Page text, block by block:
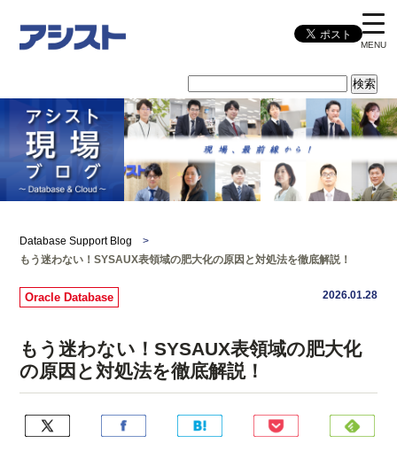
MENU
Database Support Blog
>
もう迷わない！SYSAUX表領域の肥大化の原因と対処法を徹底解説！
Oracle Database 2026.01.28
もう迷わない！SYSAUX表領域の肥大化
の原因と対処法を徹底解説！